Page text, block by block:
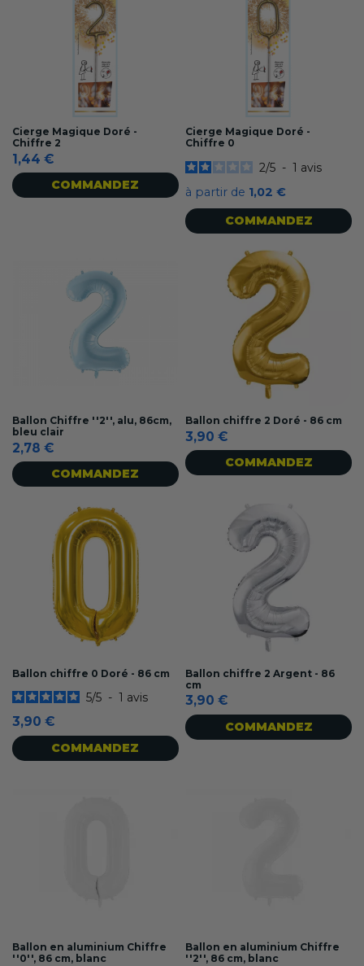
Cierge Magique Doré -
Chiffre 2
1,44 €
COMMANDEZ
Cierge Magique Doré -
Chiffre 0
2/5 - 1 avis
à partir de 1,02 €
COMMANDEZ
Ballon Chiffre ''2'', alu, 86cm,
bleu clair
2,78 €
COMMANDEZ
Ballon chiffre 2 Doré - 86 cm
3,90 €
COMMANDEZ
Ballon chiffre 0 Doré - 86 cm
5/5 - 1 avis
3,90 €
COMMANDEZ
Ballon chiffre 2 Argent - 86
cm
3,90 €
COMMANDEZ
Ballon en aluminium Chiffre
''0'', 86 cm, blanc
Ballon en aluminium Chiffre
''2'', 86 cm, blanc